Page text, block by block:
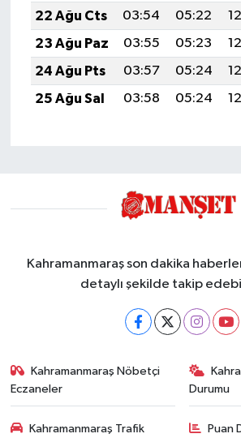
22 Ağu Cts
03:54 05:22
23 Ağu Paz
03:55 05:23
24 Ağu Pts
03:57 05:24
25 Ağu Sal
03:58 05:24
Kahramanmaraş son dakika
detaylı şekilde takip
Kahramanmaraş Nöbetçi
Eczaneler
Durumu
Kahramanmaraş Trafik
Puan